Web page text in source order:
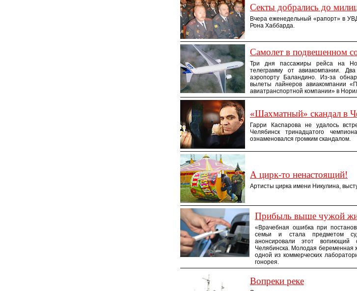
Секты добрались до
Вчера еженедельный «рапорт» в
Рона Хаббарда.
Самолет в подвешенном
Три дня пассажиры рейса на
телеграмму от авиакомпании.
аэропорту Баландино. Из-за
вылеты лайнеров авиакомпании
авиатранспортной компании» в
«Шахматный» скандал в
Гарри Каспарова не удалось
Челябинск тринадцатого
ознаменовался громким скандалом.
А цирк-то ненастоящий!
Артисты цирка имени Никулина,
Прибыль выше чужой
«Врачебная ошибка при
семьи и стала предметом
анонсировали этот вопиющий
Челябинска. Молодая беременная
одной из коммерческих
гонорея.
Вопреки реке